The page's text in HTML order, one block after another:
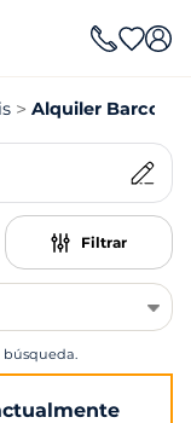
Alquiler Barco
Filtrar
búsqueda.